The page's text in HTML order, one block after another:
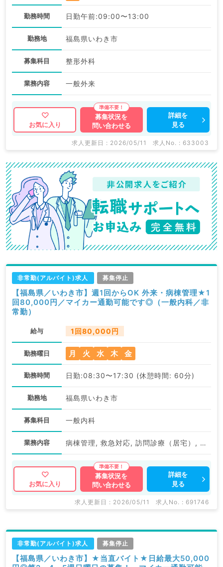
勤務時間 日勤午前:09:00〜13:00
勤務地 福島県いわき市
募集科目 整形外科
業務内容 一般外来
お気に入り
募集状況を
問い合わせる
詳細を
見る
求人更新日 : 2026/05/11 求人No. : 633003
非常勤(アルバイト)求人 募集停止
【福島県／いわき市】週1回からOK 外来・病棟管理★1
回80,000円／マイカー通勤可能です◎（一般内科／非
常勤）
給与 1回80,000円
勤務曜日 月 火 水 木 金
勤務時間 日勤:08:30〜17:30 (休憩時間: 60分)
勤務地 福島県いわき市
募集科目 一般内科
業務内容 病棟管理, 救急対応, 訪問診療（居宅）, 訪問診療（施設）
お気に入り
募集状況を
問い合わせる
詳細を
見る
求人更新日 : 2026/05/11 求人No. : 691746
非常勤(アルバイト)求人 募集停止
【福島県／いわき市】★当直バイト★日給最大50,000